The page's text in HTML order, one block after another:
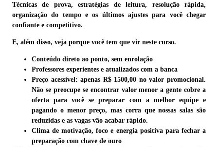
Técnicas de prova, estratégias de leitura, resolução rápida,
organização do tempo e os últimos ajustes para você chegar
confiante e competitivo.
E, além disso, veja porque você tem que vir neste curso.
Conteúdo direto ao ponto, sem enrolação
Professores experientes e atualizados com a banca
Preço acessível: apenas R$ 1500,00 no valor promocional.
Não se preocupe se encontrar valor menor a gente cobre a
oferta para você se preparar com a melhor equipe e
pagando o menor preço, mas corra que nossas salas são
reduzidas e as vagas vão acabar rápido.
Clima de motivação, foco e energia positiva para fechar a
preparação com chave de ouro